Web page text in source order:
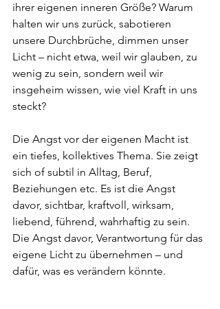
ihrer eigenen inneren Größe? Warum
halten wir uns zurück, sabotieren
unsere Durchbrüche, dimmen unser
Licht – nicht etwa, weil wir glauben, zu
wenig zu sein, sondern weil wir
insgeheim wissen, wie viel Kraft in uns
steckt?
Die Angst vor der eigenen Macht ist
ein tiefes, kollektives Thema. Sie zeigt
sich of subtil in Alltag, Beruf,
Beziehungen etc. Es ist die Angst
davor, sichtbar, kraftvoll, wirksam,
liebend, führend, wahrhaftig zu sein.
Die Angst davor, Verantwortung für das
eigene Licht zu übernehmen – und
dafür, was es verändern könnte.